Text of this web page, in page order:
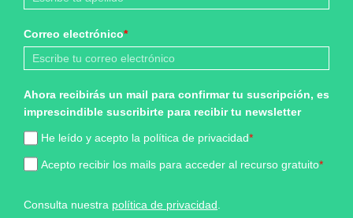
Correo electrónico*
Ahora recibirás un mail para confirmar tu suscripción, es
imprescindible suscribirte para recibir tu newsletter
He leído y acepto la política de privacidad*
Acepto recibir los mails para acceder al recurso gratuito*
Consulta nuestra política de privacidad.